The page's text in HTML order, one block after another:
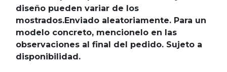
diseño pueden variar de los
mostrados.Enviado aleatoriamente. Para un
modelo concreto, mencionelo en las
observaciones al final del pedido. Sujeto a
disponibilidad.